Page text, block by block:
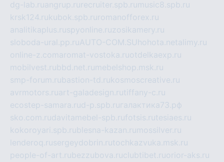
dg-lab.ruangrup.ru recruiter.spb.ru music8.spb.ru
krsk124.rukubok.spb.ru romanofforex.ru
analitikaplus.ruspyonline.ruzosikamery.ru
sloboda-ural.pp.ruAUTO-COM.SU hohota.netalimy.ru
online-z.comaromat-vostoka.ruotdelkaexp.ru
mobilvest.rubbd.net.ru mebelshop.msk.ru
smp-forum.rubastion-td.rukosmoscreative.ru
avrmotors.ruart-galadesign.rutiffany-c.ru
ecostep-samara.rud-p.spb.ru галактика73.рф
sko.com.rudavitamebel-spb.rufotsis.rutesiaes.ru
kokoroyari.spb.rublesna-kazan.ru mossilver.ru
lenderoq.rusergeydobrin.rutochkazvuka.msk.ru
people-of-art.rubezzubova.ruclubtibet.ruorior-aks.ru